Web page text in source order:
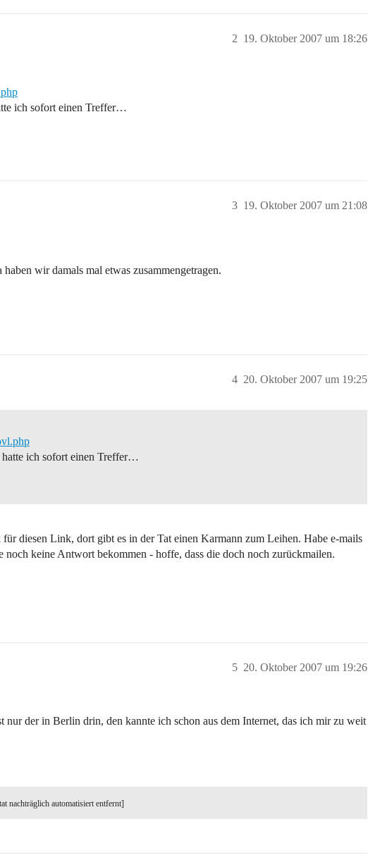
19. Oktober 2007 um 18:26
2
ich sofort einen Treffer…
19. Oktober 2007 um 21:08
3
haben wir damals mal etwas zusammengetragen.
20. Oktober 2007 um 19:25
4
ich sofort einen Treffer…
diesen Link, dort gibt es in der Tat einen Karmann zum Leihen. Habe e-mails
noch keine Antwort bekommen - hoffe, dass die doch noch zurückmailen.
20. Oktober 2007 um 19:26
5
nur der in Berlin drin, den kannte ich schon aus dem Internet, das ich mir zu weit
nachträglich automatisiert entfernt]